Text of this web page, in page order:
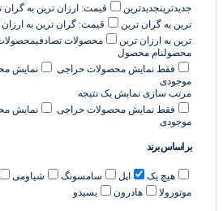
جدیدترینجدیدترین قیمت: ارزان ترین به گران
ترین به گران ترین
قیمت: گران ترین به ارزان
ترین به ارزان ترین
محصولات تصادفی
محصولنام محصول
فقط نمایش محصولات حراجی
نمایش
موجودی
مرتب سازی نمایش یک نتیجه
فقط نمایش محصولات حراجی
نمایش
موجودی
بر اساس برند
هیچ یک اپل سامسونگ شیاومی
موتورولا
هادرون یسیدو